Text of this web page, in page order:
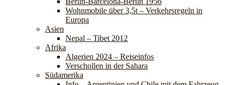
Wohnmobile über 3,5t – Verkehrsregeln in
Europa
Asien
Nepal – Tibet 2012
Afrika
Algerien 2024 – Reiseinfos
Verschollen in der Sahara
Südamerika